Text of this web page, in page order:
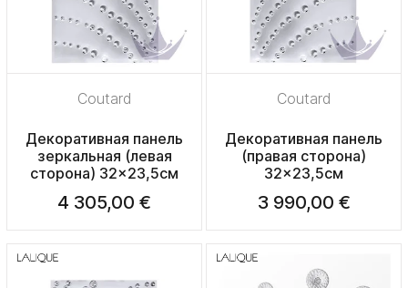
Coutard
Декоративная панель
зеркальная (левая
сторона) 32x23,5см
4 305,00 €
Coutard
Декоративная панель
(правая сторона)
32x23,5см
3 990,00 €